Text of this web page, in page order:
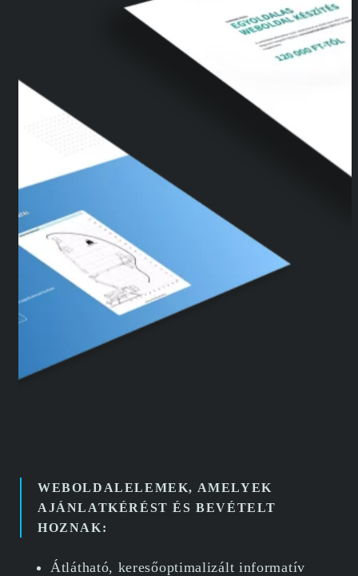
WEBOLDALELEMEK, AMELYEK
AJÁNLATKÉRÉST ÉS BEVÉTELT
HOZNAK:
Átlátható, keresőoptimalizált informatív